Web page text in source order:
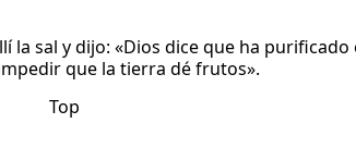
la sal y dijo: «Dios dice que ha
que la tierra dé frutos».
Top